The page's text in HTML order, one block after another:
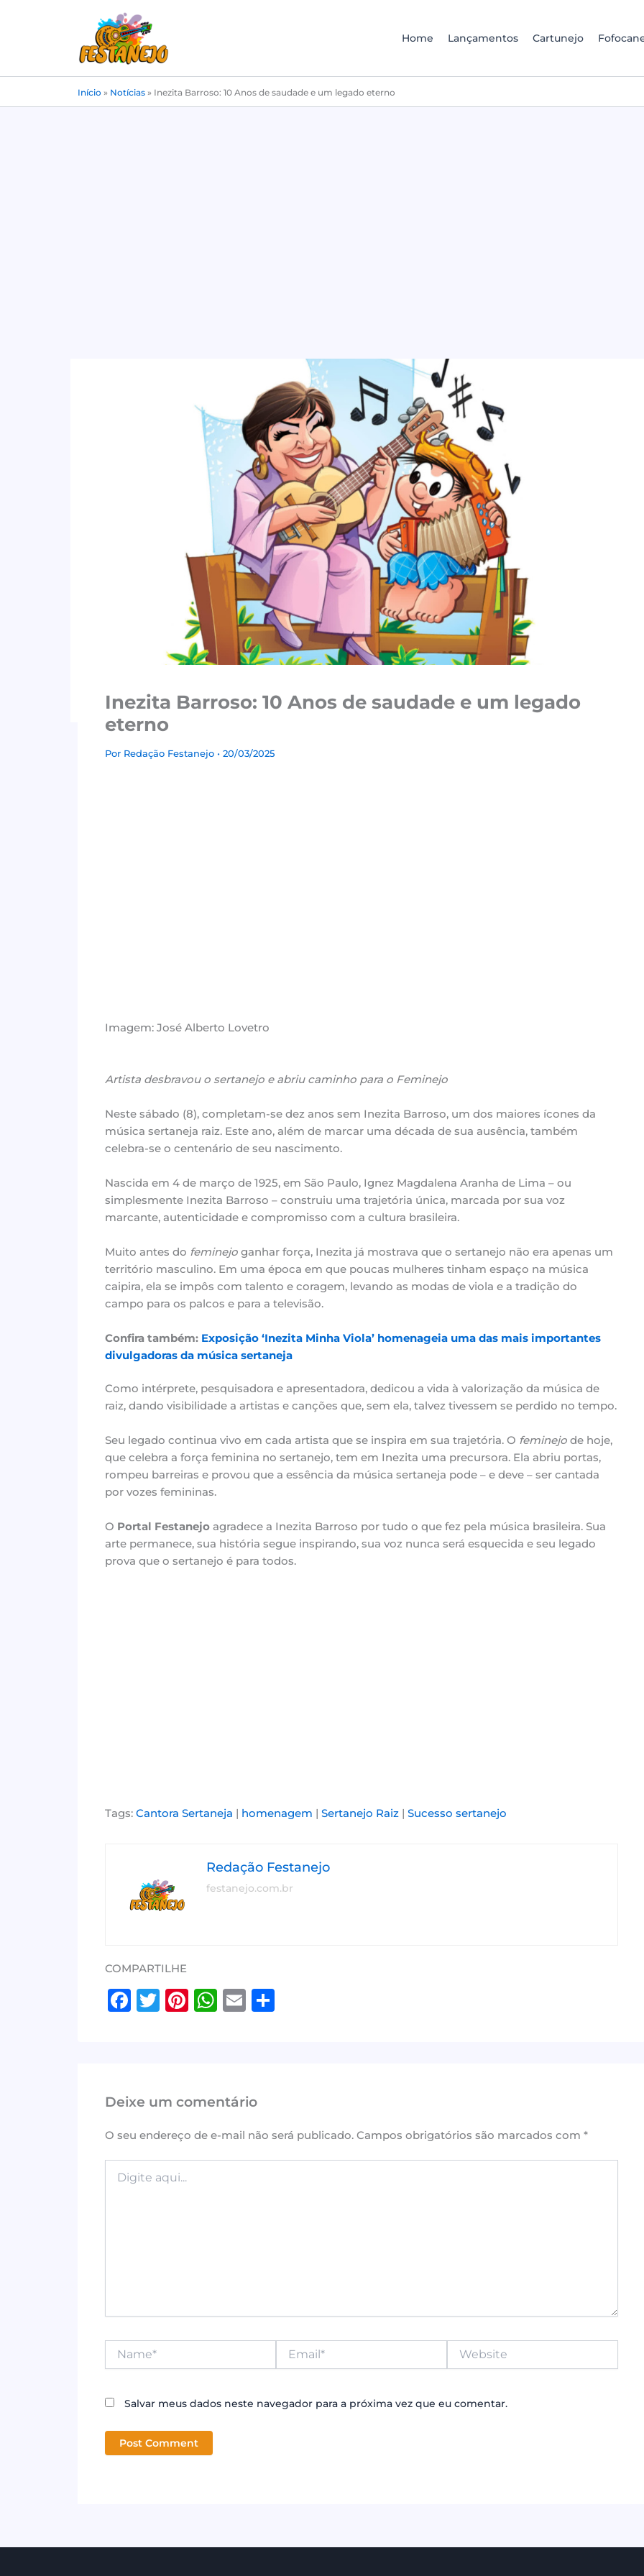
Home Lançamentos Cartunejo
Início » Notícias » Inezita Barroso: 10 Anos de saudade e um legado eterno
Inezita Barroso: 10 Anos de saudade e um legado
eterno
Por Redação Festanejo • 20/03/2025
Imagem: José Alberto Lovetro
Artista desbravou o sertanejo e abriu caminho para o Feminejo
Neste sábado (8), completam-se dez anos sem Inezita Barroso, um dos maiores ícones da
música sertaneja raiz. Este ano, além de marcar uma década de sua ausência, também
celebra-se o centenário de seu nascimento.
Nascida em 4 de março de 1925, em São Paulo, Ignez Magdalena Aranha de Lima – ou
simplesmente Inezita Barroso – construiu uma trajetória única, marcada por sua voz
marcante, autenticidade e compromisso com a cultura brasileira.
Muito antes do feminejoganhar força, Inezita já mostrava que o sertanejo não era apenas um
território masculino. Em uma época em que poucas mulheres tinham espaço na música
caipira, ela se impôs com talento e coragem, levando as modas de viola e a tradição do
campo para os palcos e para a televisão.
Confira também: Exposição ‘Inezita Minha Viola’ homenageia uma das mais importantes
divulgadoras da música sertaneja
Como intérprete, pesquisadora e apresentadora, dedicou a vida à valorização da música de
raiz, dando visibilidade a artistas e canções que, sem ela, talvez tivessem se perdido no tempo.
Seu legado continua vivo em cada artista que se inspira em sua trajetória. O feminejode hoje,
que celebra a força feminina no sertanejo, tem em Inezita uma precursora. Ela abriu portas,
rompeu barreiras e provou que a essência da música sertaneja pode – e deve – ser cantada
por vozes femininas.
O Portal Festanejoagradece a Inezita Barroso por tudo o que fez pela música brasileira. Sua
arte permanece, sua história segue inspirando, sua voz nunca será esquecida e seu legado
prova que o sertanejo é para todos.
Tags: Cantora Sertaneja | homenagem | Sertanejo Raiz| Sucesso sertanejo
Redação Festanejo
festanejo.com.br
COMPARTILHE
F
b
o
o
k
T
r
Pi
e
st
W
A
p
p
E S
Deixe um comentário
O seu endereço de e-mail não será publicado. Campos obrigatórios são marcados com *
aqui...
Website
Salvar meus dados neste navegador para a próxima vez que eu comentar.